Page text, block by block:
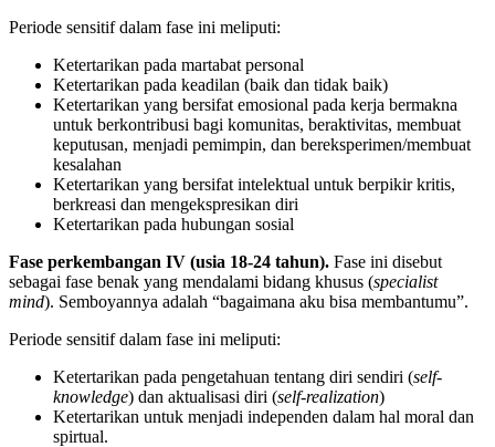
Periode sensitif dalam fase ini meliputi:
Ketertarikan pada martabat personal
Ketertarikan pada keadilan (baik dan tidak baik)
Ketertarikan yang bersifat emosional pada kerja bermakna
untuk berkontribusi bagi komunitas, beraktivitas, membuat
keputusan, menjadi pemimpin, dan bereksperimen/membuat
kesalahan
Ketertarikan yang bersifat intelektual untuk berpikir kritis,
berkreasi dan mengekspresikan diri
Ketertarikan pada hubungan sosial
Fase perkembangan IV (usia 18-24 tahun). Fase ini disebut
sebagai fase benak yang mendalami bidang khusus (specialist
mind). Semboyannya adalah “bagaimana aku bisa membantumu”.
Periode sensitif dalam fase ini meliputi:
Ketertarikan pada pengetahuan tentang diri sendiri (self-
knowledge) dan aktualisasi diri (self-realization)
Ketertarikan untuk menjadi independen dalam hal moral dan
spirtual.